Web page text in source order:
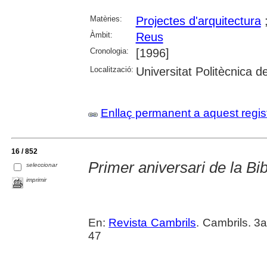
Matèries: Projectes d'arquitectura
Àmbit: Reus
Cronologia: [1996]
Localització: Universitat Politècnica
Enllaç permanent a aquest
16 / 852
seleccionar
imprimir
Primer aniversari de la
En: Revista Cambrils. Cambrils.
47